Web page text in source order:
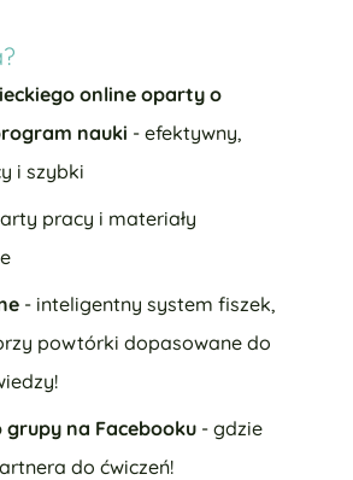
online oparty o
nauki - efektywny,
i szybki
pracy i materiały
- inteligentny system fiszek,
powtórki dopasowane do
grupy na Facebooku- gdzie
do ćwiczeń!